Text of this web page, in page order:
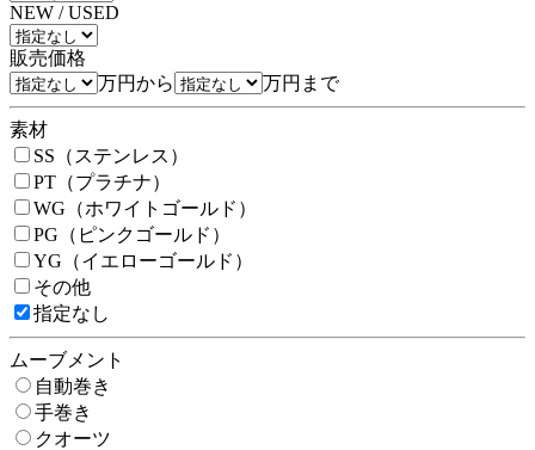
NEW / USED
販売価格
万円から
万円まで
素材
SS（ステンレス）
PT（プラチナ）
WG（ホワイトゴールド）
PG（ピンクゴールド）
YG（イエローゴールド）
その他
指定なし
ムーブメント
自動巻き
手巻き
クオーツ